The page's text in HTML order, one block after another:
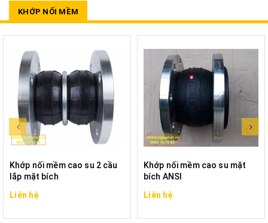
KHỚP NỐI MỀM
Khớp nối mềm cao su 2 cầu
lắp mặt bích
Liên hệ
Khớp nối mềm cao su mặt
bích ANSI
Liên hệ